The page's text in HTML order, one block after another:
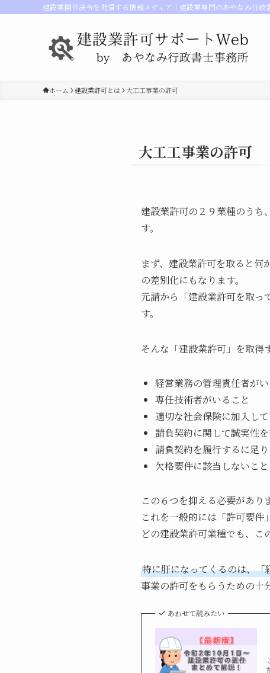
建設業関係法令を発信する情報メディア｜建設業専門のあやなみ行政
ホーム 建設業許可とは 大工工事業の許可
大工工事業の許可
建設業許可の２９業種のうち、
す。
まず、建設業許可を取ると何
の差別化にもなります。
元請から「建設業許可を取っ
す。
そんな「建設業許可」を取得
経営業務の管理責任者が
専任技術者がいること
適切な社会保険に加入し
請負契約に関して誠実性
請負契約を履行するに足
欠格要件に該当しないこと
この６つを抑える必要があり
これを一般的には「許可要件
どの建設業許可業種でも、こ
特に肝になってくるのは、
事業の許可をもらうための十
あわせて読みたい